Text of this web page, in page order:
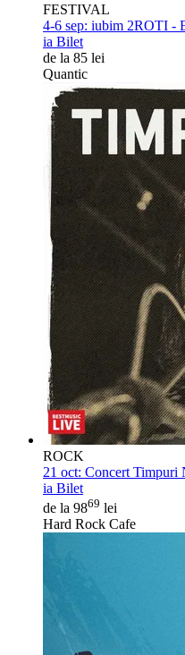
FESTIVAL
4-6 sep: iubim 2ROTI -
ia Bilet
de la 85 lei
Quantic
ROCK
21 oct: Concert Timpuri
ia Bilet
de la 9869 lei
Hard Rock Cafe